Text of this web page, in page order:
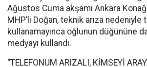
Ağustos Cuma akşamı Ankara
MHP’li Doğan, teknik arıza
kullanamayınca oğlunun düğününe
medyayı kullandı.
“TELEFONUM ARIZALI, KİMSEYİ